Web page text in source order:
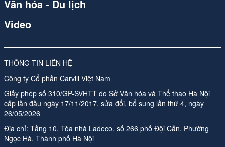
THÔNG TIN LIÊN HỆ
Công ty Cổ phần Carvill Việt Nam
Giấy phép số 310/GP-SVHTT do Sở Văn hóa và Thể thao Hà Nội
cấp lần đầu ngày 17/11/2017, sửa đổi, bổ sung lần thứ 4, ngày
26/05/2026
Địa chỉ: Tầng 10, Tòa nhà Ladeco, số 266 phố Đội Cấn, Phường
Ngọc Hà, Thành phố Hà Nội
Văn hóa - Du lịch
Video